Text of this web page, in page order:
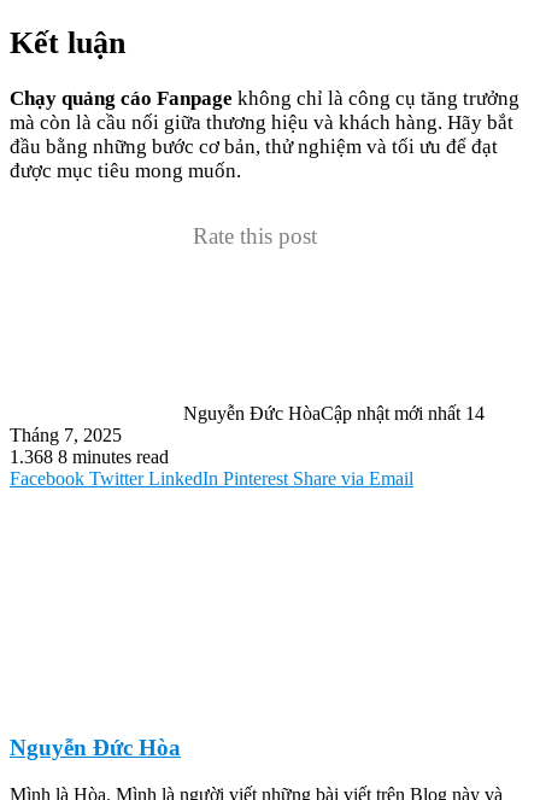
Kết luận
Chạy quảng cáo Fanpage không chỉ là công cụ tăng trưởng
mà còn là cầu nối giữa thương hiệu và khách hàng. Hãy bắt
đầu bằng những bước cơ bản, thử nghiệm và tối ưu để đạt
được mục tiêu mong muốn.
Rate this post
Nguyễn Đức HòaCập nhật mới nhất 14
Tháng 7, 2025
1.368 8 minutes read
Facebook Twitter LinkedIn Pinterest Share via Email
Nguyễn Đức Hòa
Mình là Hòa. Mình là người viết những bài viết trên Blog này và